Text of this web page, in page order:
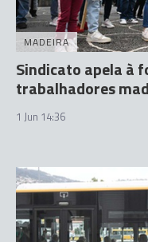
MADEIRA
Sindicato apela à
trabalhadores
1 Jun 14:36